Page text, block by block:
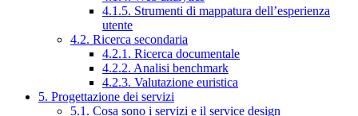
4.1.5. Strumenti di mappatura dell’esperienza
utente
4.2. Ricerca secondaria
4.2.1. Ricerca documentale
4.2.2. Analisi benchmark
4.2.3. Valutazione euristica
5. Progettazione dei servizi
5.1. Cosa sono i servizi e il service design